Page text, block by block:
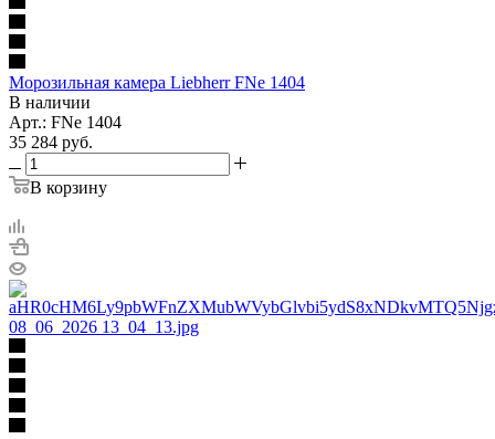
Морозильная камера Liebherr FNe 1404
В наличии
Арт.: FNe 1404
35 284 руб.
В корзину